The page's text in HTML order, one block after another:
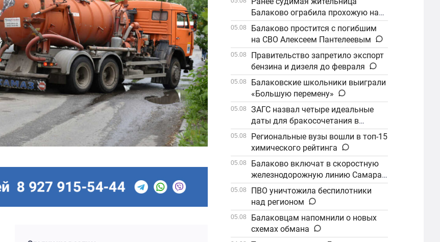
Балаково ограбила прохожую на
улице
05.08
Балаково простится с погибшим
на СВО Алексеем Пантелеевым
05.08
Правительство запретило экспорт
бензина и дизеля до февраля
05.08
Балаковские школьники выиграли
«Большую перемену»
05.08
ЗАГС назвал четыре идеальные
даты для бракосочетания в
сентябре
05.08
Региональные вузы вошли в топ-15
химического рейтинга
05.08
Балаково включат в скоростную
железнодорожную линию Самара–
Саратов
05.08
ПВО уничтожила беспилотники
над регионом
05.08
Балаковцам напомнили о новых
схемах обмана